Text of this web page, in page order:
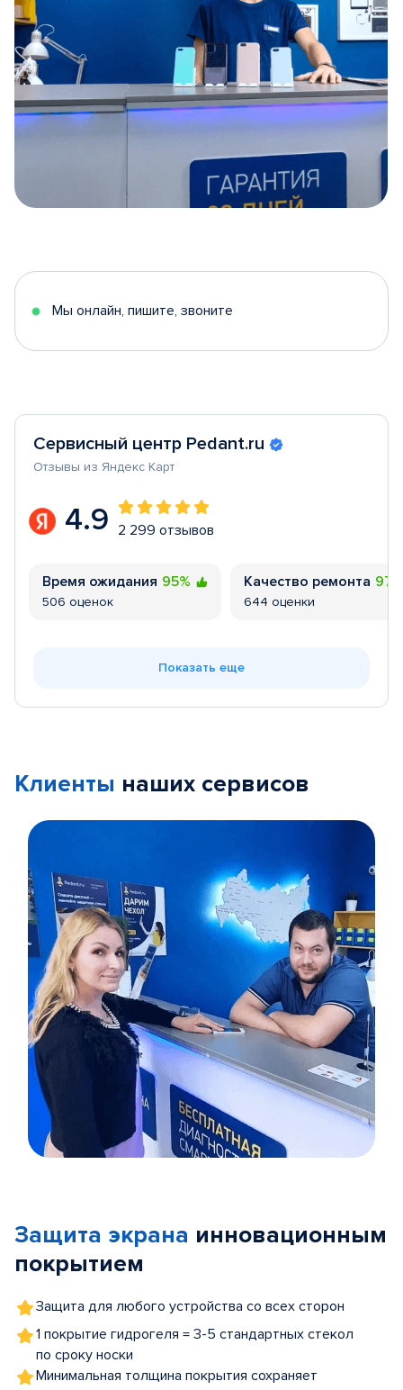
5
Мы онлайн, пишите, звоните
Сервисный центр Pedant.ru
Отзывы из Яндекс Карт
4.9 2 299 отзывов
Время ожидания 95%
506 оценок
Качество ремонта
644 оценки
Показать еще
Клиенты наших сервисов
5
Защита экрана инновационным
покрытием
Защита для любого устройства со всех сторон
1 покрытие гидрогеля = 3-5 стандартных стекол
по сроку носки
Минимальная толщина покрытия сохраняет